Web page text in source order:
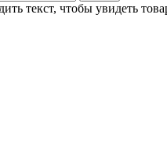
текст, чтобы увидеть